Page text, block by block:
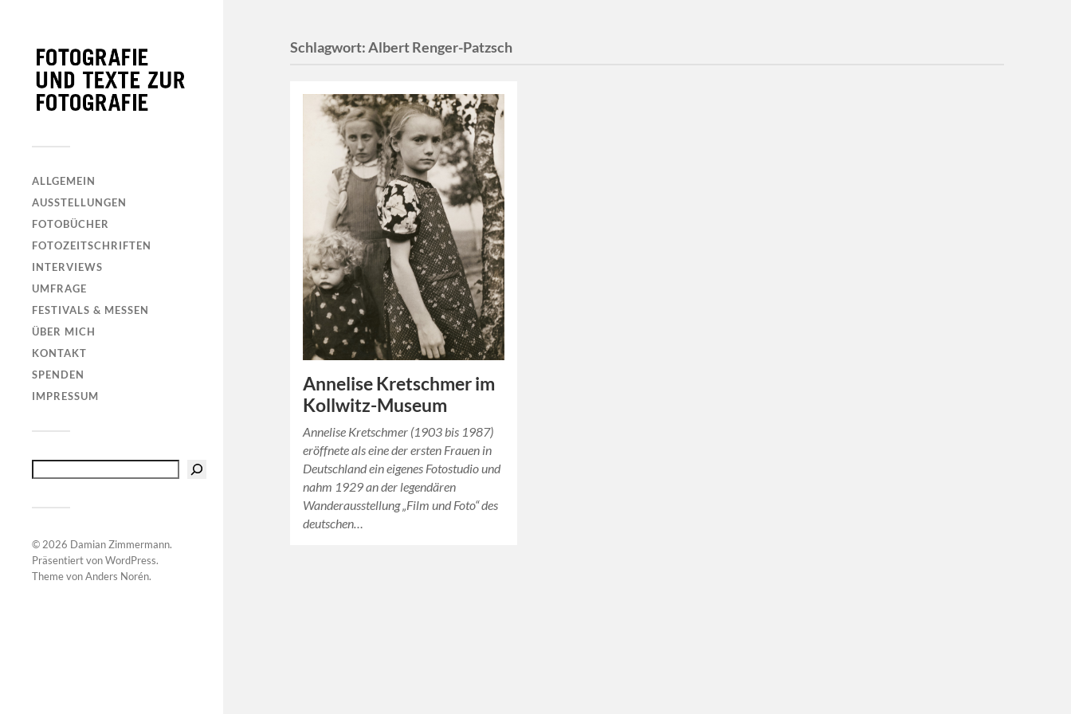
ALLGEMEIN
AUSSTELLUNGEN
FOTOBÜCHER
FOTOZEITSCHRIFTEN
INTERVIEWS
UMFRAGE
FESTIVALS & MESSEN
ÜBER MICH
KONTAKT
SPENDEN
IMPRESSUM
© 2026 Damian Zimmermann.
Präsentiert vonWordPress.
Theme vonAnders Norén.
Schlagwort:Albert Renger-Patzsch
Annelise Kretschmer im
Kollwitz-Museum
Annelise Kretschmer (1903 bis 1987)
eröffnete als eine der ersten Frauen in
Deutschland ein eigenes Fotostudio und
nahm 1929 an der legendären
Wanderausstellung „Film und Foto“ des
deutschen…